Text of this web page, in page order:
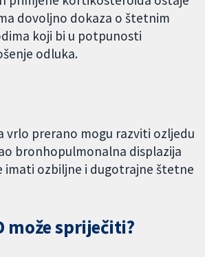
dovoljno dokaza o štetnim
koji bi u potpunosti
odluka.
vrlo prerano mogu razviti ozljedu
bronhopulmonalna displazija
imati ozbiljne i dugotrajne štetne
može spriječiti?